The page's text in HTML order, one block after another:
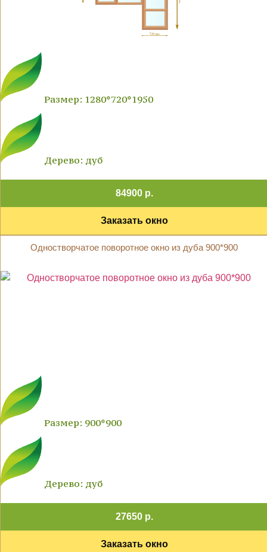
Размер: 1280*720*1950
Дерево: дуб
84900 р.
Заказать окно
Одностворчатое поворотное окно из дуба 900*900
Размер: 900*900
Дерево: дуб
27650 р.
Заказать окно